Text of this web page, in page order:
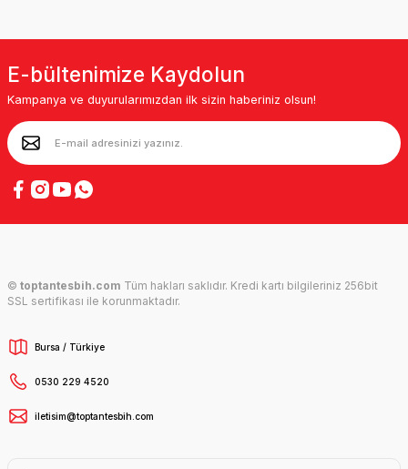
E-bültenimize Kaydolun
Kampanya ve duyurularımızdan ilk sizin haberiniz olsun!
© toptantesbih.com Tüm hakları saklıdır. Kredi kartı bilgileriniz 256bit
SSL sertifikası ile korunmaktadır.
Bursa / Türkiye
0530 229 4520
iletisim@toptantesbih.com